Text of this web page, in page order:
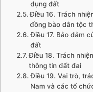
dụng đất
Điều 16. Trách
đồng bào dân tộc
Điều 17. Bảo đảm
đất
Điều 18. Trách
thông tin đất đai
Điều 19. Vai trò,
Nam và các tổ